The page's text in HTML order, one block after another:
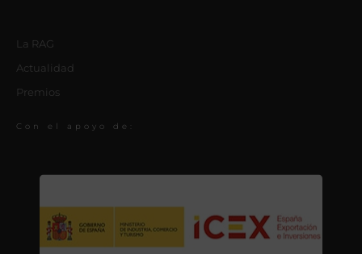
La RAG
Actualidad
Premios
Con el apoyo de: